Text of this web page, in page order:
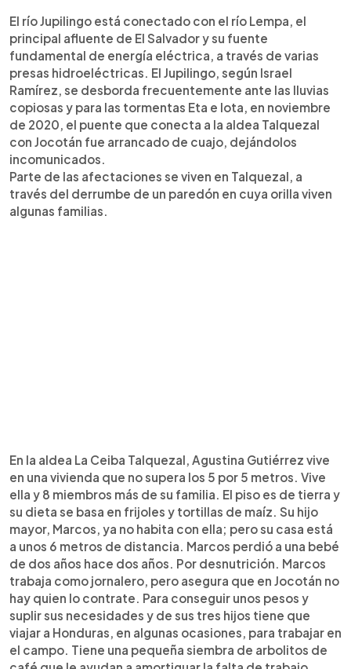
El río Jupilingo está conectado con el río Lempa, el
principal afluente de El Salvador y su fuente
fundamental de energía eléctrica, a través de varias
presas hidroeléctricas. El Jupilingo, según Israel
Ramírez, se desborda frecuentemente ante las lluvias
copiosas y para las tormentas Eta e Iota, en noviembre
de 2020, el puente que conecta a la aldea Talquezal
con Jocotán fue arrancado de cuajo, dejándolos
incomunicados.
Parte de las afectaciones se viven en Talquezal, a
través del derrumbe de un paredón en cuya orilla viven
algunas familias.
En la aldea La Ceiba Talquezal, Agustina Gutiérrez vive
en una vivienda que no supera los 5 por 5 metros. Vive
ella y 8 miembros más de su familia. El piso es de tierra y
su dieta se basa en frijoles y tortillas de maíz. Su hijo
mayor, Marcos, ya no habita con ella; pero su casa está
a unos 6 metros de distancia. Marcos perdió a una bebé
de dos años hace dos años. Por desnutrición. Marcos
trabaja como jornalero, pero asegura que en Jocotán no
hay quien lo contrate. Para conseguir unos pesos y
suplir sus necesidades y de sus tres hijos tiene que
viajar a Honduras, en algunas ocasiones, para trabajar en
el campo. Tiene una pequeña siembra de arbolitos de